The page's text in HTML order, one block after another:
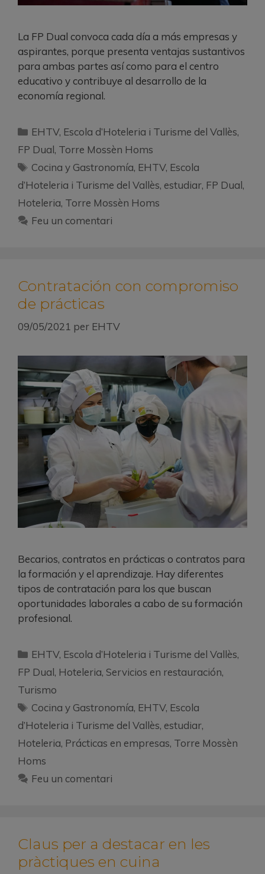
La FP Dual convoca cada día a más empresas y
aspirantes, porque presenta ventajas sustantivos
para ambas partes así como para el centro
educativo y contribuye al desarrollo de la
economía regional.
EHTV, Escola d’Hoteleria i Turisme del Vallès,
FP Dual, Torre Mossèn Homs
Cocina y Gastronomía, EHTV, Escola
d’Hoteleria i Turisme del Vallès, estudiar, FP Dual,
Hoteleria, Torre Mossèn Homs
Feu un comentari
Contratación con compromiso
de prácticas
09/05/2021 per EHTV
Becarios, contratos en prácticas o contratos para
la formación y el aprendizaje. Hay diferentes
tipos de contratación para los que buscan
oportunidades laborales a cabo de su formación
profesional.
EHTV, Escola d’Hoteleria i Turisme del Vallès,
FP Dual, Hoteleria, Servicios en restauración,
Turismo
Cocina y Gastronomía, EHTV, Escola
d’Hoteleria i Turisme del Vallès, estudiar,
Hoteleria, Prácticas en empresas, Torre Mossèn
Homs
Feu un comentari
Claus per a destacar en les
pràctiques en cuina